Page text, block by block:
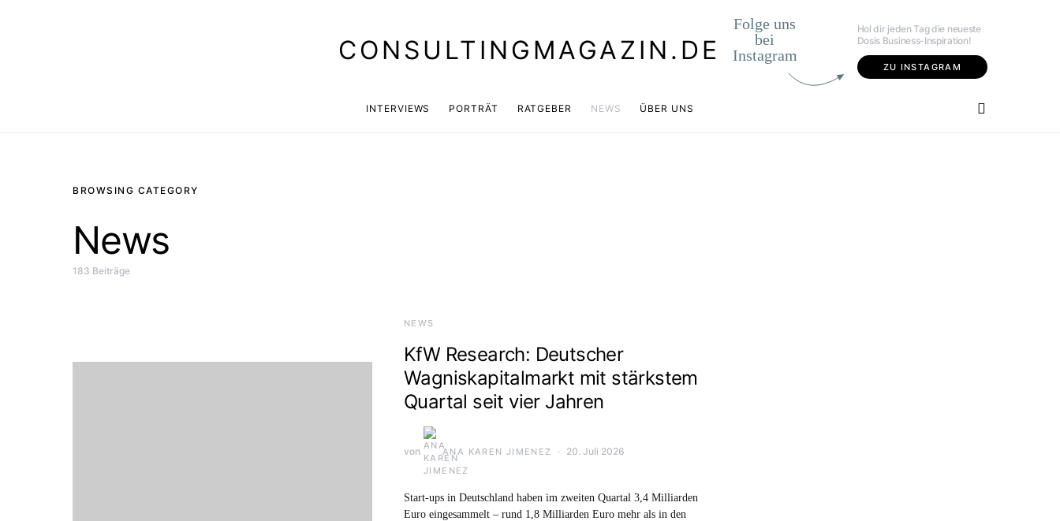
CONSULTINGMAGAZIN.DE
Folge uns
bei
Instagram
Hol dir jeden Tag die neueste
Dosis Business-Inspiration!
ZU INSTAGRAM
INTERVIEWS PORTRÄT RATGEBER NEWS ÜBER UNS
BROWSING CATEGORY
News
183 Beiträge
NEWS
KfW Research: Deutscher
Wagniskapitalmarkt mit stärkstem
Quartal seit vier Jahren
von ANA KAREN JIMENEZ 20. Juli 2026
Start-ups in Deutschland haben im zweiten Quartal 3,4 Milliarden
Euro eingesammelt – rund 1,8 Milliarden Euro mehr als in den